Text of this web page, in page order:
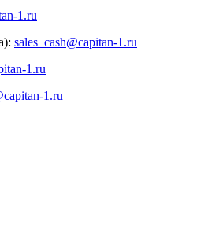
1.ru
sales_cash@capitan-1.ru
1.ru
1.ru